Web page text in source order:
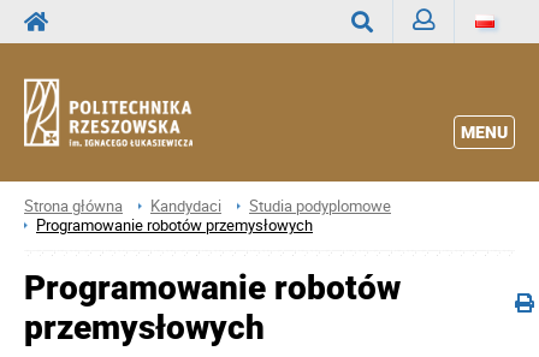
MENU
Strona główna Kandydaci
Studia podyplomowe
Programowanie robotów przemysłowych
Programowanie robotów
przemysłowych